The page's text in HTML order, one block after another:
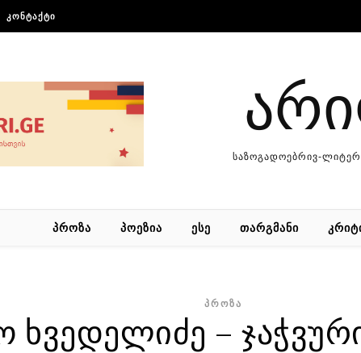
ᲙᲝᲜᲢᲐᲥᲢᲘ
საზოგადოებრივ-
ᲞᲠᲝᲖᲐ ᲞᲝᲔᲖᲘᲐ ᲔᲡᲔ ᲗᲐᲠᲒᲛᲐᲜᲘ
ᲞᲠᲝᲖᲐ
ხვედელიძე –